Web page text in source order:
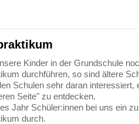
Kinder in der Grundschule
durchführen, so sind ältere
Schulen sehr daran interessiert,
Seite" zu entdecken.
Jahr Schüler:innen bei uns ein
durch.